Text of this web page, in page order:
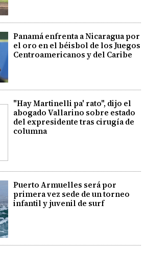
Panamá enfrenta a Nicaragua por
el oro en el béisbol de los Juegos
Centroamericanos y del Caribe
"Hay Martinelli pa' rato", dijo el
abogado Vallarino sobre estado
del expresidente tras cirugía de
columna
Puerto Armuelles será por
primera vez sede de un torneo
infantil y juvenil de surf